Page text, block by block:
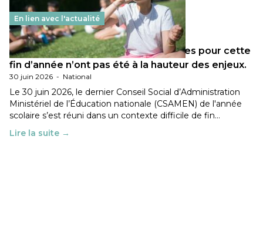
En lien avec l'actualité
Les décisions ministérielles attendues pour cette
fin d’année n’ont pas été à la hauteur des enjeux.
30 juin 2026 - National
Le 30 juin 2026, le dernier Conseil Social d’Administration
Ministériel de l’Éducation nationale (CSAMEN) de l'année
scolaire s’est réuni dans un contexte difficile de fin…
Lire la suite →